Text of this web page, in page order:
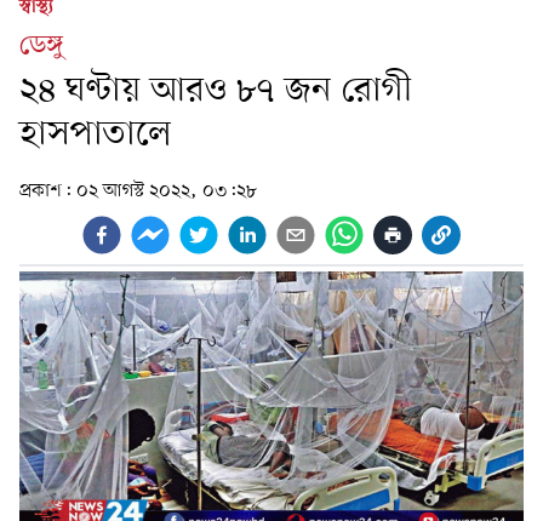
স্বাস্থ্য
ডেঙ্গু
২৪ ঘণ্টায় আরও ৮৭ জন রোগী
হাসপাতালে
প্রকাশ: ০২ আগস্ট ২০২২, ০৩:২৮